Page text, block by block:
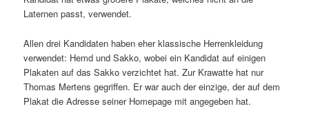
Laternen passt, verwendet.
Allen drei Kandidaten haben eher klassische Herrenkleidung
verwendet: Hemd und Sakko, wobei ein Kandidat auf einigen
Plakaten auf das Sakko verzichtet hat. Zur Krawatte hat nur
Thomas Mertens gegriffen. Er war auch der einzige, der auf dem
Plakat die Adresse seiner Homepage mit angegeben hat.